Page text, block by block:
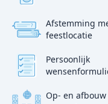
?
:)
Afstemming
feestlocatie
Persoonlijk
Op- en afbouw